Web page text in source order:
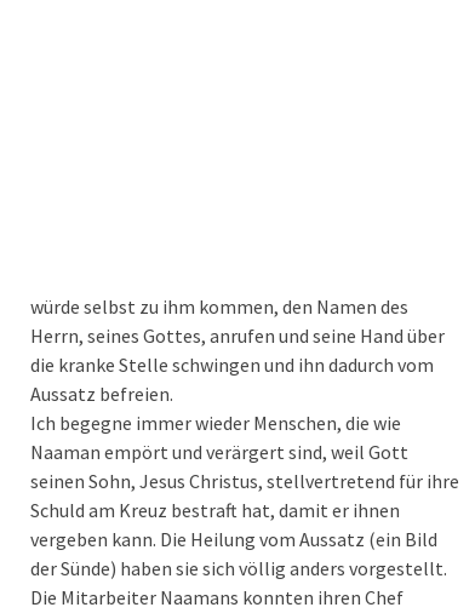
würde selbst zu ihm kommen, den Namen des
Herrn, seines Gottes, anrufen und seine Hand über
die kranke Stelle schwingen und ihn dadurch vom
Aussatz befreien.
Ich begegne immer wieder Menschen, die wie
Naaman empört und verärgert sind, weil Gott
seinen Sohn, Jesus Christus, stellvertretend für ihre
Schuld am Kreuz bestraft hat, damit er ihnen
vergeben kann. Die Heilung vom Aussatz (ein Bild
der Sünde) haben sie sich völlig anders vorgestellt.
Die Mitarbeiter Naamans konnten ihren Chef